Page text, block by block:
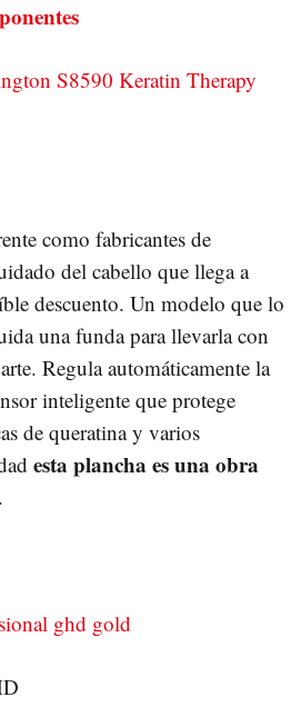
S8590 Keratin Therapy
como fabricantes de
del cabello que llega a
descuento. Un modelo que lo
una funda para llevarla con
Regula automáticamente la
inteligente que protege
de queratina y varios
esta plancha es una obra
.
ghd gold